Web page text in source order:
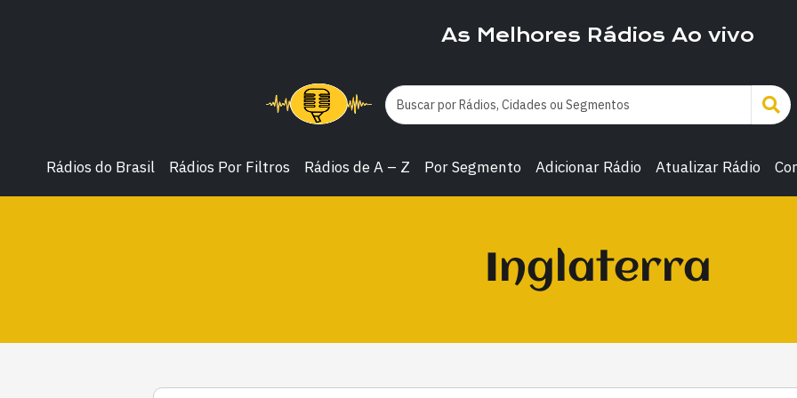
As Melhores Rádios Ao vivo
Rádios do Brasil Rádios Por Filtros Rádios de A – Z Por Segmento Adicionar Rádio Atualizar Rádio
Inglaterra